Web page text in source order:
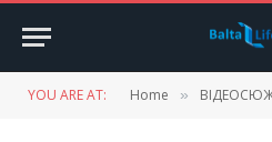
YOU ARE AT: Home »